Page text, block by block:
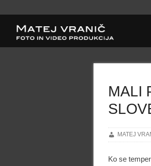
MALI
MATEJ
Ko se